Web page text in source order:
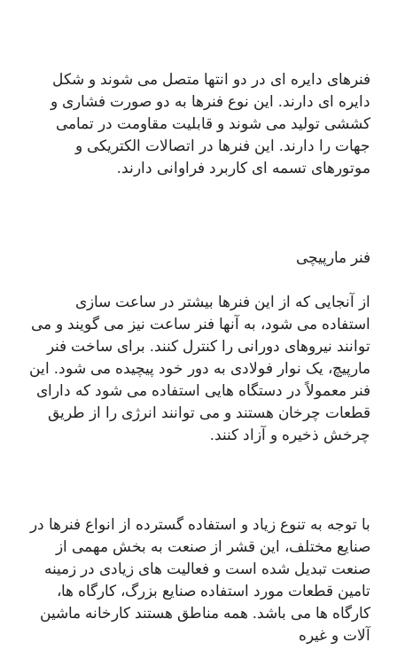
فنرهای دایره ای در دو انتها متصل می شوند و شکل
دایره ای دارند. این نوع فنرها به دو صورت فشاری و
کششی تولید می شوند و قابلیت مقاومت در تمامی
جهات را دارند. این فنرها در اتصالات الکتریکی و
موتورهای تسمه ای کاربرد فراوانی دارند.
فنر مارپیچی
از آنجایی که از این فنرها بیشتر در ساعت سازی
استفاده می شود، به آنها فنر ساعت نیز می گویند و می
توانند نیروهای دورانی را کنترل کنند. برای ساخت فنر
مارپیچ، یک نوار فولادی به دور خود پیچیده می شود. این
فنر معمولاً در دستگاه هایی استفاده می شود که دارای
قطعات چرخان هستند و می توانند انرژی را از طریق
چرخش ذخیره و آزاد کنند.
با توجه به تنوع زیاد و استفاده گسترده از انواع فنرها در
صنایع مختلف، این قشر از صنعت به بخش مهمی از
صنعت تبدیل شده است و فعالیت های زیادی در زمینه
تامین قطعات مورد استفاده صنایع بزرگ، کارگاه ها،
کارگاه ها می باشد. همه مناطق هستند کارخانه ماشین
آلات و غیره